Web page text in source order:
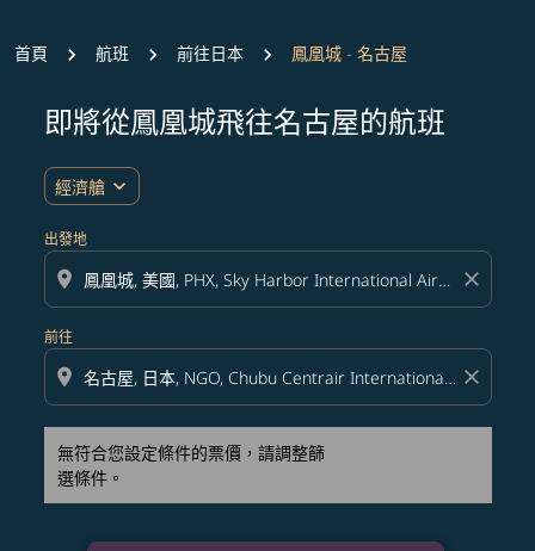
首頁 航班 前往日本 鳳凰城 - 名古屋
即將從鳳凰城飛往名古屋的航班
經濟艙 expand_more
出發地
location_on close
前往
location_on close
無符合您設定條件的票價，請調整篩
選條件。
無符合您設定條件的票價，請調整篩選條件。